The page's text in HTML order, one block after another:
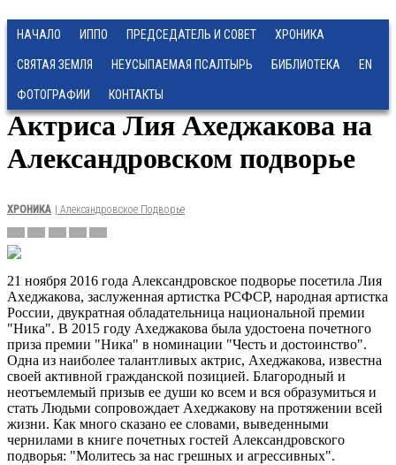
НАЧАЛО ИППО ПРЕДСЕДАТЕЛЬ И СОВЕТ ХРОНИКА
СВЯТАЯ ЗЕМЛЯ НЕУСЫПАЕМАЯ ПСАЛТЫРЬ БИБЛИОТЕКА EN
ФОТОГРАФИИ КОНТАКТЫ
Актриса Лия Ахеджакова на
Александровском подворье
ХРОНИКА | Александровское Подворье
21 ноября 2016 года Александровское подворье посетила Лия
Ахеджакова, заслуженная артистка РСФСР, народная артистка
России, двукратная обладательница национальной премии
"Ника". В 2015 году Ахеджакова была удостоена почетного
приза премии "Ника" в номинации "Честь и достоинство".
Одна из наиболее талантливых актрис, Ахеджакова, известна
своей активной гражданской позицией. Благородный и
неотъемлемый призыв ее души ко всем и вся образумиться и
стать Людьми сопровождает Ахеджакову на протяжении всей
жизни. Как много сказано ее словами, выведенными
чернилами в книге почетных гостей Александровского
подворья: "Молитесь за нас грешных и агрессивных".